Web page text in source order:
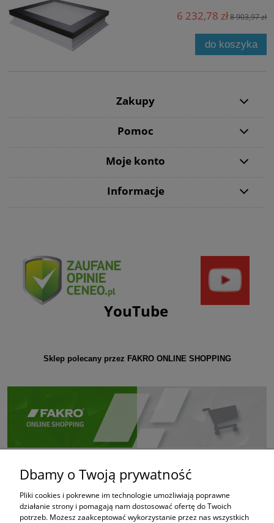
6 232,78 zł8 903,97 zł
do koszyka
Zakupy
Pomoc
Moje konto
Informacje
YouTube
Sklep polecany przez FAKRO ONLINE SHOPPING
Dbamy o Twoją prywatność
Pliki cookies i pokrewne im technologie umożliwiają poprawne
działanie strony i pomagają nam dostosować ofertę do Twoich
potrzeb. Możesz zaakceptować wykorzystanie przez nas wszystkich